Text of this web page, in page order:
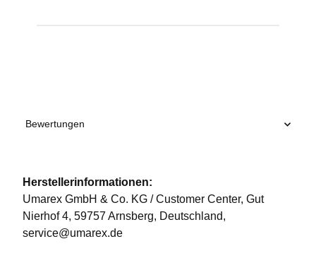
Bewertungen
Herstellerinformationen:
Umarex GmbH & Co. KG / Customer Center, Gut
Nierhof 4, 59757 Arnsberg, Deutschland,
service@umarex.de